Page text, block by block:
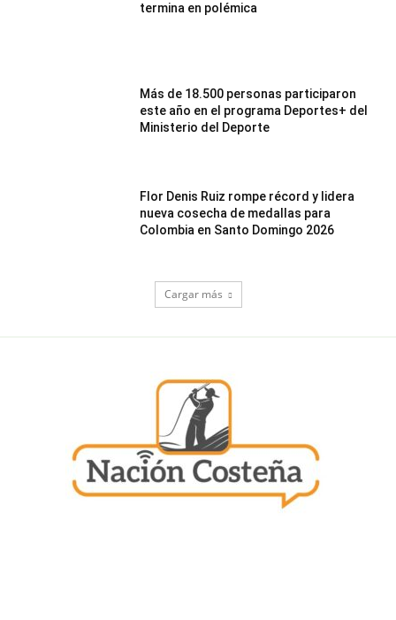
termina en polémica
Más de 18.500 personas participaron
este año en el programa Deportes+ del
Ministerio del Deporte
Flor Denis Ruiz rompe récord y lidera
nueva cosecha de medallas para
Colombia en Santo Domingo 2026
Cargar más